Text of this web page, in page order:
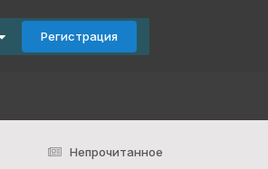
Регистрация
Непрочитанное